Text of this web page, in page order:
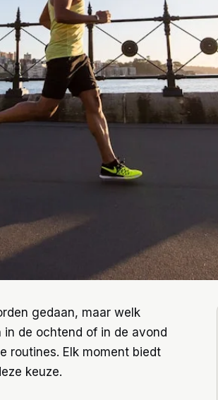
gedaan, maar welk
de ochtend of in de avond
routines. Elk moment biedt
keuze.